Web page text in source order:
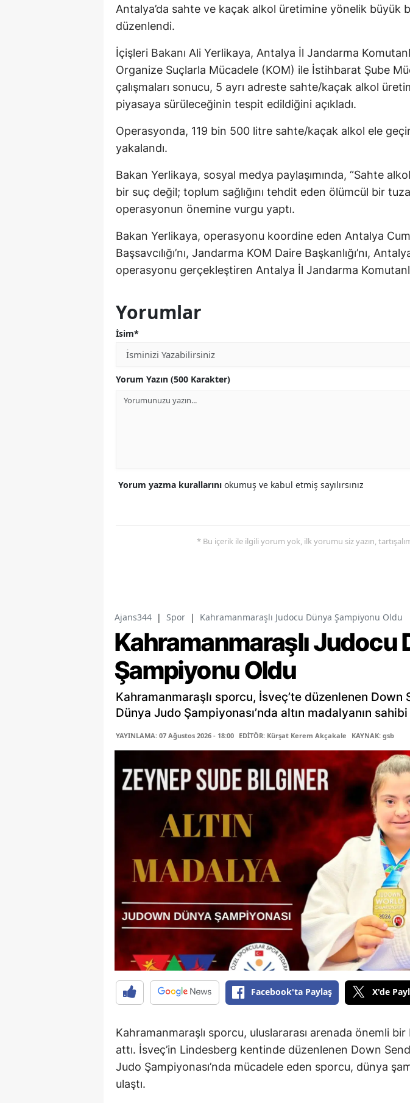
Antalya’da sahte ve kaçak alkol üretimine yönelik büyük
düzenlendi.
İçişleri Bakanı Ali Yerlikaya, Antalya İl Jandarma
Organize Suçlarla Mücadele (KOM) ile İstihbarat Şube
çalışmaları sonucu, 5 ayrı adreste sahte/kaçak alkol
piyasaya sürüleceğinin tespit edildiğini açıkladı.
Operasyonda, 119 bin 500 litre sahte/kaçak alkol ele
yakalandı.
Bakan Yerlikaya, sosyal medya paylaşımında, “Sahte
bir suç değil; toplum sağlığını tehdit eden ölümcül bir
operasyonun önemine vurgu yaptı.
Bakan Yerlikaya, operasyonu koordine eden Antalya
Başsavcılığı’nı, Jandarma KOM Daire Başkanlığı’nı,
operasyonu gerçekleştiren Antalya İl Jandarma
Yorumlar
İsim*
Yorum Yazın (500 Karakter)
Yorum yazma kurallarını okumuş ve kabul etmiş sayılırsınız
* Bu içerik ile ilgili yorum yok, ilk yorumu siz yazın,
Ajans344 | Spor | Kahramanmaraşlı Judocu Dünya Şampiyonu Oldu
Kahramanmaraşlı Judocu
Şampiyonu Oldu
Kahramanmaraşlı sporcu, İsveç’te düzenlenen Down
Dünya Judo Şampiyonası’nda altın madalyanın
YAYINLAMA: 07 Ağustos 2026 - 18:00 EDİTÖR: Kürşat Kerem Akçakale KAYNAK: gsb
Facebook'ta Paylaş X'de
Kahramanmaraşlı sporcu, uluslararası arenada önemli bir
attı. İsveç’in Lindesberg kentinde düzenlenen Down
Judo Şampiyonası’nda mücadele eden sporcu, dünya
ulaştı.